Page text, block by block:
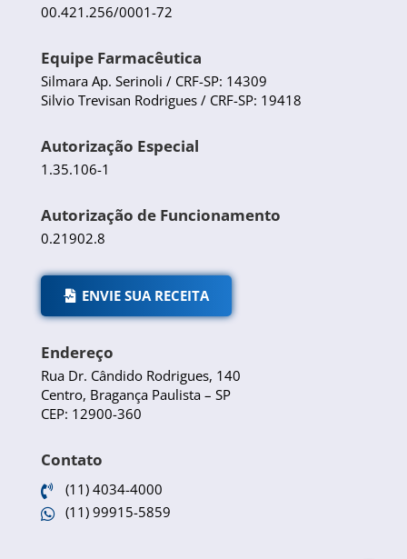
00.421.256/0001-72
Equipe Farmacêutica
Silmara Ap. Serinoli / CRF-SP: 14309
Silvio Trevisan Rodrigues / CRF-SP: 19418
Autorização Especial
1.35.106-1
Autorização de Funcionamento
0.21902.8
ENVIE SUA RECEITA
Endereço
Rua Dr. Cândido Rodrigues, 140
Centro, Bragança Paulista – SP
CEP: 12900-360
Contato
 (11) 4034-4000
 (11) 99915-5859